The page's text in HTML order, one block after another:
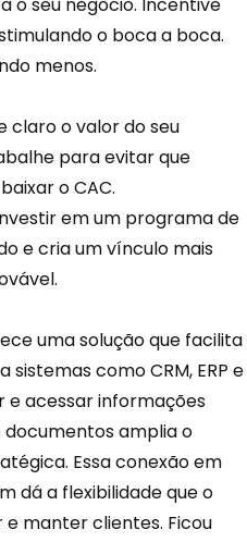
o boca a boca.
menos.
claro o valor do seu
para evitar que
o CAC.
em um programa de
e cria um vínculo mais
uma solução que facilita
como CRM, ERP e
e acessar informações
documentos amplia o
Essa conexão em
dá a flexibilidade que o
manter clientes. Ficou